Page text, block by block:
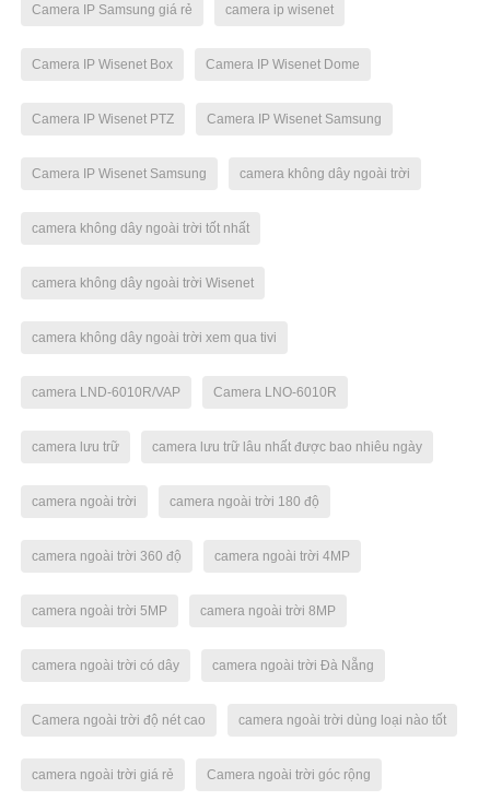
Camera IP Samsung giá rẻ camera ip wisenet
Camera IP Wisenet Box Camera IP Wisenet Dome
Camera IP Wisenet PTZ Camera IP Wisenet Samsung
Camera IP Wisenet Samsung camera không dây ngoài trời
camera không dây ngoài trời tốt nhất
camera không dây ngoài trời Wisenet
camera không dây ngoài trời xem qua tivi
camera LND-6010R/VAP Camera LNO-6010R
camera lưu trữ camera lưu trữ lâu nhất được bao nhiêu ngày
camera ngoài trời camera ngoài trời 180 độ
camera ngoài trời 360 độ camera ngoài trời 4MP
camera ngoài trời 5MP camera ngoài trời 8MP
camera ngoài trời có dây camera ngoài trời Đà Nẵng
Camera ngoài trời độ nét cao camera ngoài trời dùng loại nào tốt
camera ngoài trời giá rẻ Camera ngoài trời góc rộng